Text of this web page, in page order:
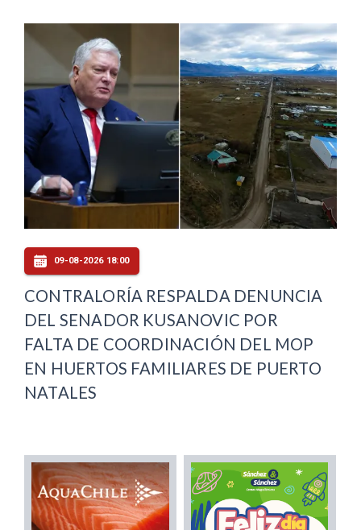
09-08-2026 18:00
CONTRALORÍA RESPALDA DENUNCIA
DEL SENADOR KUSANOVIC POR
FALTA DE COORDINACIÓN DEL MOP
EN HUERTOS FAMILIARES DE PUERTO
NATALES